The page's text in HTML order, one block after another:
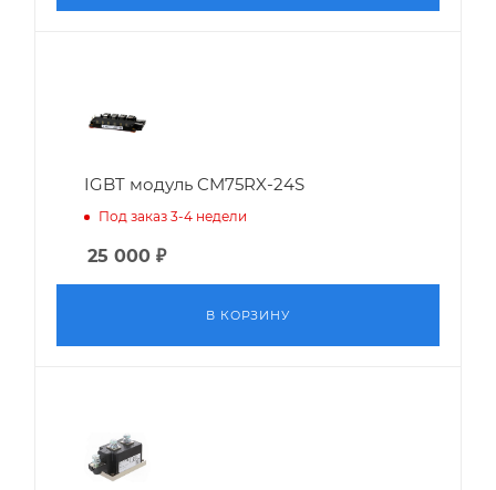
IGBT модуль CM75RX-24S
Под заказ 3-4 недели
25 000 ₽
В КОРЗИНУ